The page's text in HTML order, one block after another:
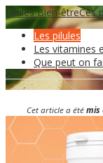
Pilules Bien-êtreCes
Les pilules
Les vitamines
Que peut on
26 Nov
Anaca3
Cet article a été mis